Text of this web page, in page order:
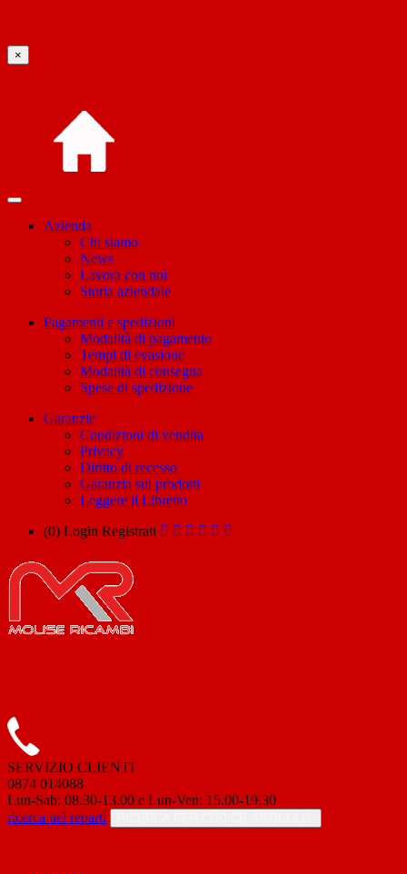
×
Azienda
Chi siamo
News
Lavora con noi
Storia aziendale
Pagamenti e spedizioni
Modalità di pagamento
Tempi di evasione
Modalità di consegna
Spese di spedizione
Garanzie
Condizioni di vendita
Privacy
Diritto di recesso
Garanzia sui prodotti
Leggere il Libretto
(0) Login Registrati
SERVIZIO CLIENTI
0874 014088
Lun-Sab: 08.30-13.00 e Lun-Ven: 15.00-19.30
ricerca nei reparti